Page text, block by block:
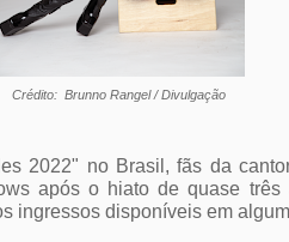
Crédito:  Brunno Rangel / Divulgação
2022" no Brasil, fãs da
após o hiato de quase três
ingressos disponíveis em